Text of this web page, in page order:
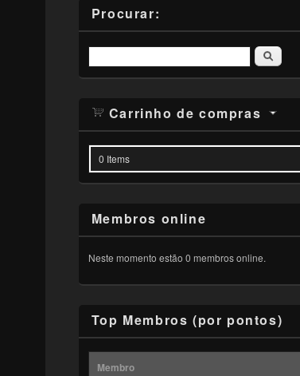
Procurar:
Pesquisar
Carrinho de compras
0 Items
Membros online
Neste momento estão 0 membros online.
Top Membros (por pontos)
Membro